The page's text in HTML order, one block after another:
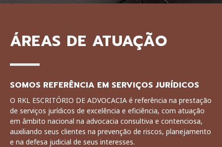
ÁREAS DE ATUAÇÃO
SOMOS REFERÊNCIA EM SERVIÇOS JURÍDICOS
O RKL ESCRITÓRIO DE ADVOCACIA é referência na prestação
de serviços jurídicos de excelência e eficiência, com atuação
em âmbito nacional na advocacia consultiva e contenciosa,
auxiliando seus clientes na prevenção de riscos, planejamento
e na defesa judicial de seus interesses.